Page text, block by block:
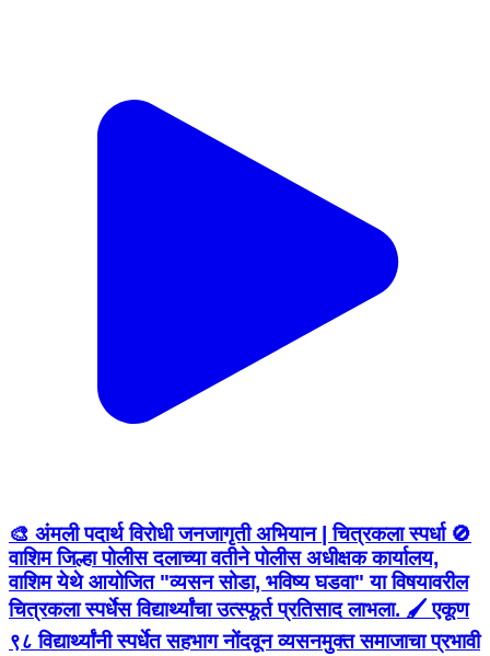
🎨 अंमली पदार्थ विरोधी जनजागृती अभियान | चित्रकला स्पर्धा 🚫
वाशिम जिल्हा पोलीस दलाच्या वतीने पोलीस अधीक्षक कार्यालय,
वाशिम येथे आयोजित "व्यसन सोडा, भविष्य घडवा" या विषयावरील
चित्रकला स्पर्धेस विद्यार्थ्यांचा उत्स्फूर्त प्रतिसाद लाभला. 🖌️ एकूण
९८ विद्यार्थ्यांनी स्पर्धेत सहभाग नोंदवून व्यसनमुक्त समाजाचा प्रभावी